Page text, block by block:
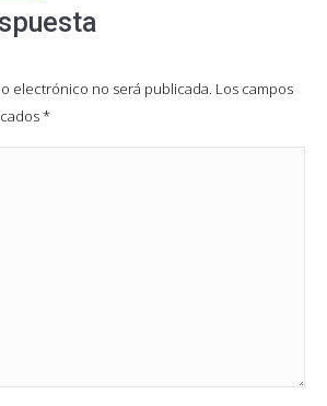
electrónico no será publicada. Los campos
*